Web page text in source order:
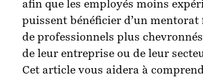
afin que les employés moins
puissent bénéficier d’un
de professionnels plus
de leur entreprise ou de leur
Cet article vous aidera à